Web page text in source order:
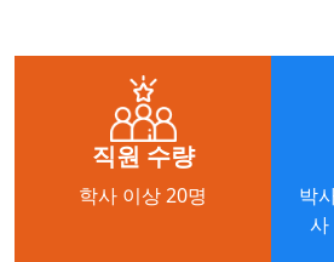
직원 수량
학사 이상 20명
박
사